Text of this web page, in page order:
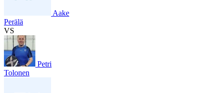
Aake
Perälä
VS
Petri
Tolonen